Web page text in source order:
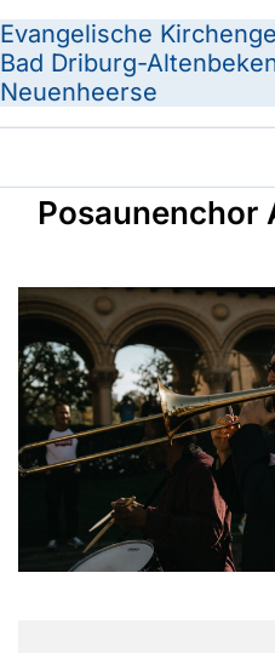
Evangelische
Bad Driburg-
Neuenheerse
Posaunenchor